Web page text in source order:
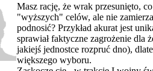
Masz rację, że wrak przesunięto,
"wyższych" celów, ale nie
podnosić? Przykład akurat jest
sprawiał faktyczne zagrożenie dla
jakiejś jednostce rozpruć dno),
większego wyboru.